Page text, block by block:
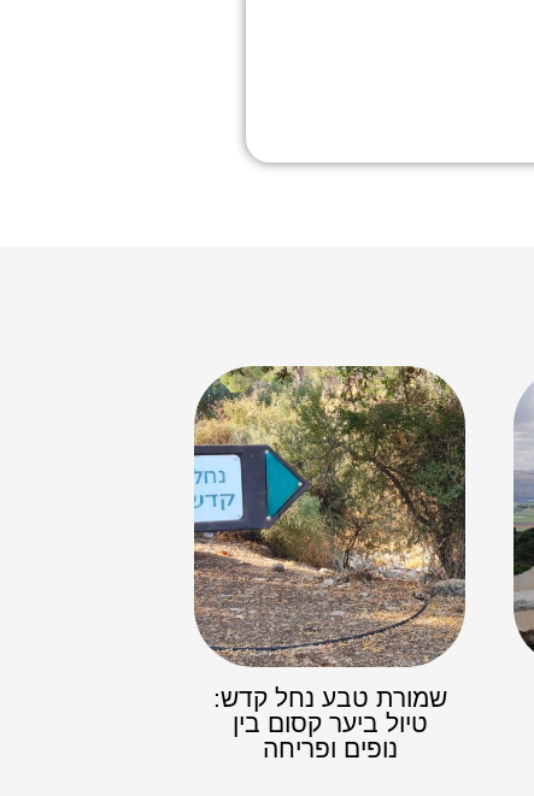
שמורת טבע נחל קדש:
טיול ביער קסום בין
נופים ופריחה